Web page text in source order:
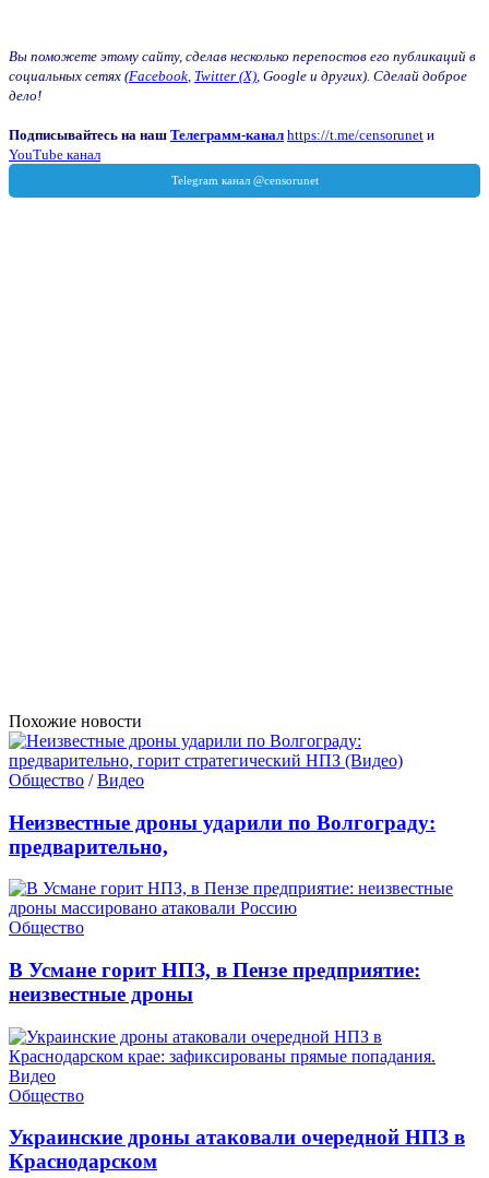
Вы поможете этому сайту, сделав несколько перепостов его публикаций в
социальных сетях (Facebook Twitter (X) , Google и других). Сделай доброе
дело!
Подписывайтесь на наш Телеграмм-канал https://t.me/censorunet и
YouTube канал
Похожие новости
Общество /Видео
Неизвестные дроны ударили по Волгограду:
предварительно,
Общество
В Усмане горит НПЗ, в Пензе предприятие:
неизвестные дроны
Общество
Украинские дроны атаковали очередной НПЗ в
Краснодарском